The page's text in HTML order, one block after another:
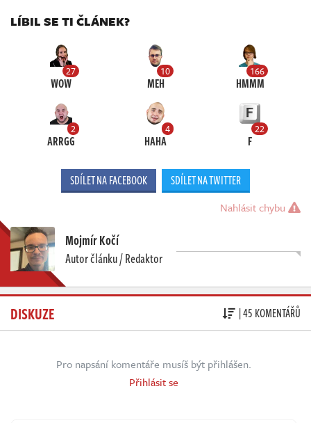
LÍBIL SE TI ČLÁNEK?
27
WOW
10
MEH
166
HMMM
2
ARRGG
4
HAHA
22
F
SDÍLET NA FACEBOOK SDÍLET NA TWITTER
Nahlásit chybu
Mojmír Kočí
Autor článku / Redaktor
DISKUZE | 45 KOMENTÁŘŮ
Pro napsání komentáře musíš být přihlášen.
Přihlásit se